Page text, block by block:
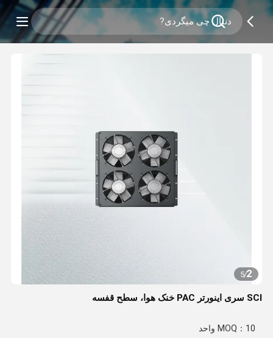
2
/
5
SCI سری اینورتر PAC خنک هوا، سطح قفسه
MOQ：10 واحد